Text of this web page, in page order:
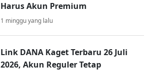
Harus Akun Premium
1 minggu yang lalu
Link DANA Kaget Terbaru 26 Juli
2026, Akun Reguler Tetap